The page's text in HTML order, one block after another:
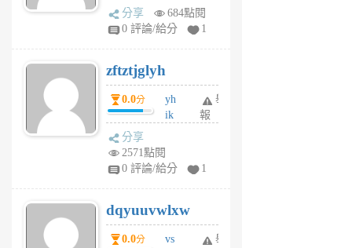
rh
pe
月
前
分享
684點閱
0 評論/給分
1
zftztjglyh
0.0分
yh
ik
tu
6
個
月
舉
報
分享
2571點閱
0 評論/給分
1
dqyuuvwlxw
0.0分
vs
舉